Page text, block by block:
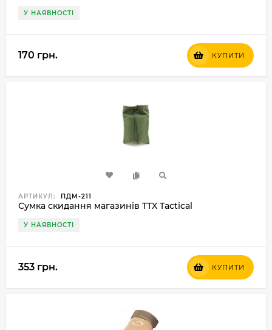
У НАЯВНОСТІ
170 грн. КУПИТИ
АРТИКУЛ: ПДМ-211
Сумка скидання магазинів TTX Tactical
У НАЯВНОСТІ
353 грн. КУПИТИ